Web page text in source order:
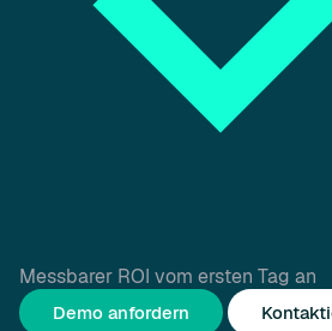
Messbarer ROI vom ersten Tag an
Demo anfordern